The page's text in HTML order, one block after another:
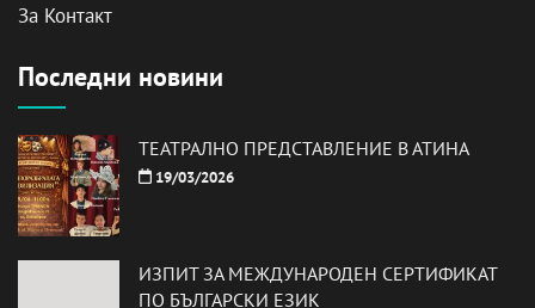
За Контакт
Последни новини
ТЕАТРАЛНО ПРЕДСТАВЛЕНИЕ В АТИНА
19/03/2026
ИЗПИТ ЗА МЕЖДУНАРОДЕН СЕРТИФИКАТ
ПО БЪЛГАРСКИ ЕЗИК